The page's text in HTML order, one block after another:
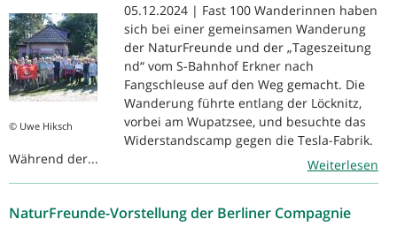
© Uwe Hiksch
05.12.2024 | Fast 100 Wanderinnen haben
sich bei einer gemeinsamen Wanderung
der NaturFreunde und der „Tageszeitung
nd“ vom S-Bahnhof Erkner nach
Fangschleuse auf den Weg gemacht. Die
Wanderung führte entlang der Löcknitz,
vorbei am Wupatzsee, und besuchte das
Widerstandscamp gegen die Tesla-Fabrik.
Während der...
Weiterlesen
NaturFreunde-Vorstellung der Berliner Compagnie